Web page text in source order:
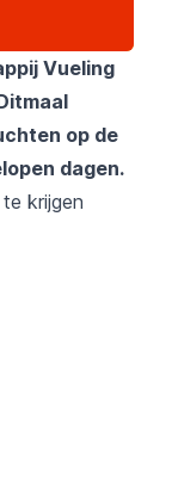
Vueling
op de
dagen.